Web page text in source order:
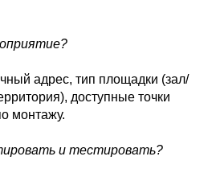
адрес, тип площадки (зал/
доступные точки
монтажу.
и тестировать?